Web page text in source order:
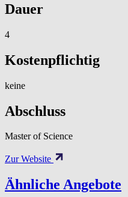
Dauer
4
Kostenpflichtig
keine
Abschluss
Master of Science
Zur Website
Ähnliche Angebote